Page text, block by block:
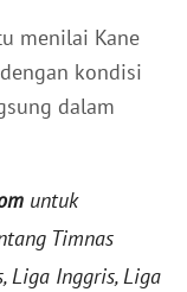
menilai Kane
kondisi
dalam
untuk
Timnas
Liga Inggris, Liga